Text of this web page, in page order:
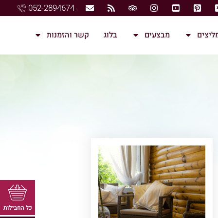
052-2894674
מבצעים בלוג קשר והזמנות